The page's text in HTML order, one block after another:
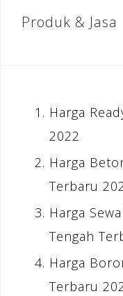
Produk & Jasa
Harga
2022
Harga
Terbaru
Harga
Tengah
Harga
Terbaru